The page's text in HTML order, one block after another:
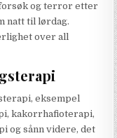
og terror etter
natt til lørdag.
over all
eksempel
kakorrhafioterapi,
og sånn videre, det